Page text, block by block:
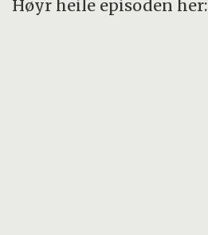
Høyr heile episoden her: